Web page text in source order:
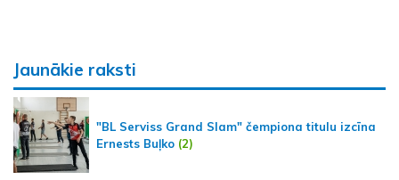
Jaunākie raksti
"BL Serviss Grand Slam" čempiona titulu izcīna
Ernests Buļko (2)